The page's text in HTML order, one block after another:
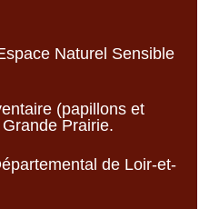
Naturel Sensible
(papillons et
Prairie.
de Loir-et-